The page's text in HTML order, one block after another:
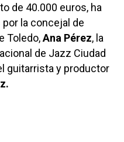
de 40.000 euros, ha
la concejal de
Toledo,Ana Pérez, la
de Jazz Ciudad
guitarrista y productor